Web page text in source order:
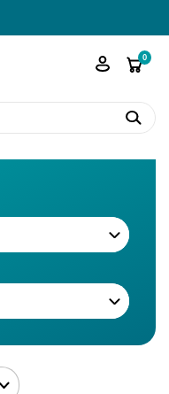
shopping_cart0

search